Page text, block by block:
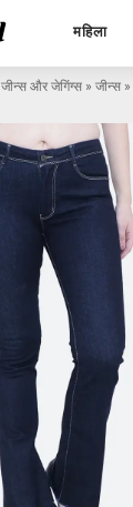
महिला
जीन्स और जेगिंग्स » जीन्स »